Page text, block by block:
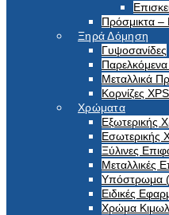
Πρόσμικτα –
Ξηρά Δόμηση
Γυψοσανίδες
Μεταλλικά
Κορνίζες XPS
Χρώματα
Εξωτερικής
Εσωτερικής
Ξύλινες
Μεταλλικές
Υπόστρωμα
Ειδικές
Χρώμα